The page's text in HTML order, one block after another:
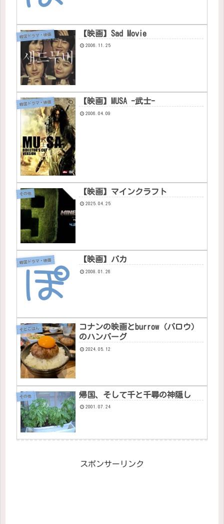
韓国ドラマ・映画 【映画】Sad Movie
2006.11.25
韓国ドラマ・映画 【映画】MUSA -武士-
2006.04.09
その他 【映画】マインクラフト
2025.04.25
韓国ドラマ・映画 【映画】バカ
2008.01.26
そとごはん
コナンの映画とburrow（バロウ）
のハンバーグ
2024.05.12
その他 帰国、そして千と千尋の神隠し
2001.07.24
スポンサーリンク